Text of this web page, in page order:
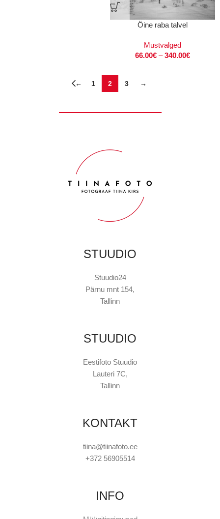
Öine raba talvel
Mustvalged
66.00€ – 340.00€
← 1 2 3 →
STUUDIO
Stuudio24
Pärnu mnt 154,
Tallinn
STUUDIO
Eestifoto Stuudio
Lauteri 7C,
Tallinn
KONTAKT
tiina@tiinafoto.ee
+372 56905514
INFO